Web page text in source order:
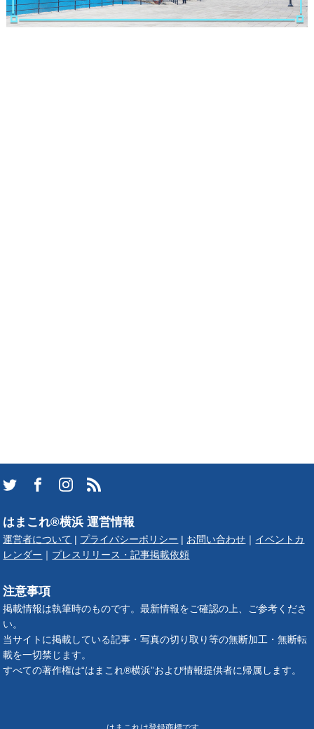
はまこれ®横浜 運営情報
運営者について | プライバシーポリシー | お問い合わせ ｜ イベントカ
レンダー ｜ プレスリリース・記事掲載依頼
注意事項
掲載情報は執筆時のものです。最新情報をご確認の上、ご参考くださ
い。
当サイトに掲載している記事・写真の切り取り等の無断加工・無断転
載を一切禁じます。
すべての著作権は“はまこれ®横浜”および情報提供者に帰属します。